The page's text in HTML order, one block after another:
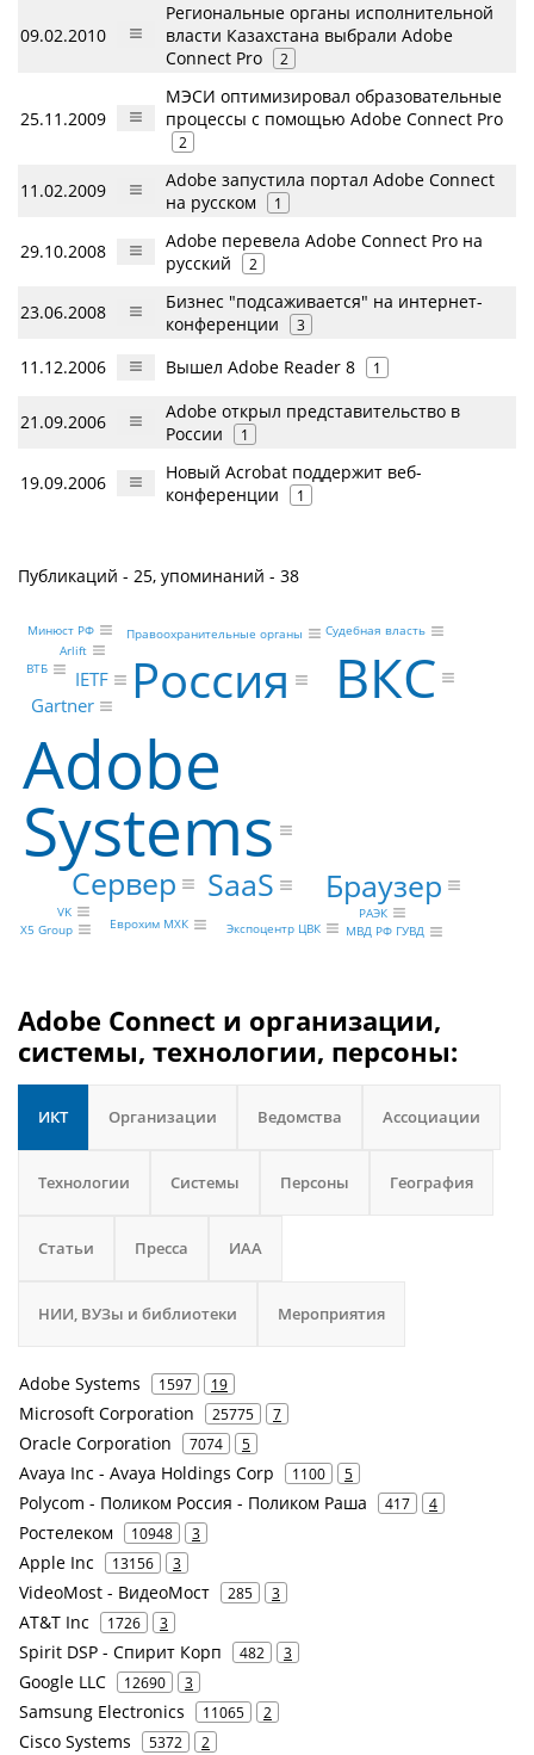
09.02.2010
Региональные органы исполнительной
власти Казахстана выбрали Adobe
Connect Pro
2
25.11.2009
МЭСИ оптимизировал образовательные
процессы с помощью Adobe Connect Pro
2
11.02.2009
Adobe запустила портал Adobe Connect
на русском
1
29.10.2008
Adobe перевела Adobe Connect Pro на
русский
2
23.06.2008
Бизнес "подсаживается" на интернет-
конференции
3
11.12.2006 Вышел Adobe Reader 8 1
21.09.2006
Adobe открыл представительство в
России
1
19.09.2006
Новый Acrobat поддержит веб-
конференции
1
Публикаций - 25, упоминаний - 38
Adobe
Systems
ВКС
Россия
Сервер SaaS Браузер
IETF
Gartner
Arlift
ВТБ
X5 Group Еврохим МХК
VK
Экспоцентр ЦВК
МВД РФ ГУВД
Правоохранительные органы Судебная власть
Минюст РФ
РАЭК
Adobe Connect и организации,
системы, технологии, персоны:
ИКТ Организации Ведомства Ассоциации
Технологии Системы Персоны География
Статьи Пресса ИАА
НИИ, ВУЗы и библиотеки Мероприятия
Adobe Systems 1597 19
Microsoft Corporation 25775 7
Oracle Corporation 7074 5
Avaya Inc - Avaya Holdings Corp 1100 5
Polycom - Поликом Россия - Поликом Раша 417 4
Ростелеком 10948 3
Apple Inc 13156 3
VideoMost - ВидеоМост 285 3
AT&T Inc 1726 3
Spirit DSP - Спирит Корп 482 3
Google LLC 12690 3
Samsung Electronics 11065 2
Cisco Systems 5372 2